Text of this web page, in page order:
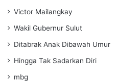
Victor Mailangkay
Wakil Gubernur Sulut
Ditabrak Anak Dibawah Umur
Hingga Tak Sadarkan Diri
mbg